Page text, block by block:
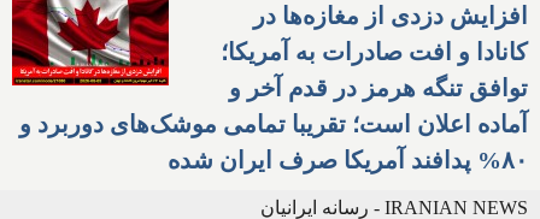
افزایش دزدی از مغازه‌ها در
کانادا و افت صادرات به آمریکا؛
توافق تنگه هرمز در قدم آخر و
آماده اعلان است؛ تقریبا تمامی موشک‌های دوربرد و
۸۰% پدافند آمریکا صرف ایران شده
IRANIAN NEWS - رسانه ایرانیان